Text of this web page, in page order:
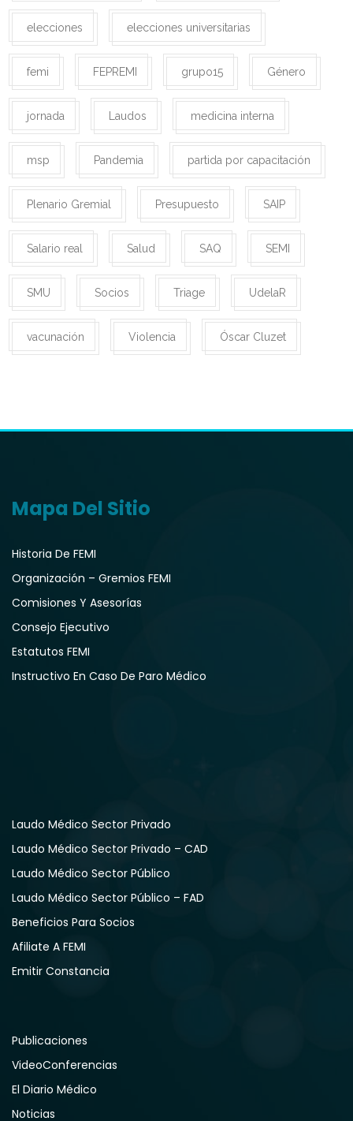
elecciones elecciones universitarias
femi FEPREMI grupo15 Género
jornada Laudos medicina interna
msp Pandemia partida por capacitación
Plenario Gremial Presupuesto SAIP
Salario real Salud SAQ SEMI
SMU Socios Triage UdelaR
vacunación Violencia Óscar Cluzet
Mapa Del Sitio
Historia De FEMI
Organización – Gremios FEMI
Comisiones Y Asesorías
Consejo Ejecutivo
Estatutos FEMI
Instructivo En Caso De Paro Médico
Laudo Médico Sector Privado
Laudo Médico Sector Privado – CAD
Laudo Médico Sector Público
Laudo Médico Sector Público – FAD
Beneficios Para Socios
Afiliate A FEMI
Emitir Constancia
Publicaciones
VideoConferencias
El Diario Médico
Noticias